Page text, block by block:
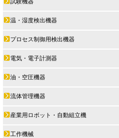
温・湿度検出機器
プロセス制御用検出機器
電気・電子計測器
油・空圧機器
流体管理機器
産業用ロボット・自動組立機
工作機械